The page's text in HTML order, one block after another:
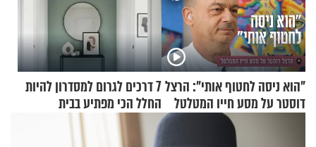
"הוא ניסה לחטוף אותי": הרצל
דוסטר על מסע חייו המטלטל
7 דרכים לגרום למסדרון להיות
החלל הכי מפתיע בבית